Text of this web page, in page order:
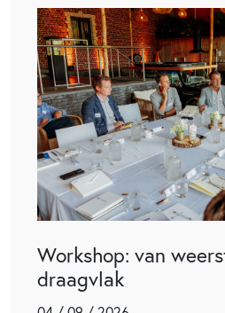
Workshop: van
draagvlak